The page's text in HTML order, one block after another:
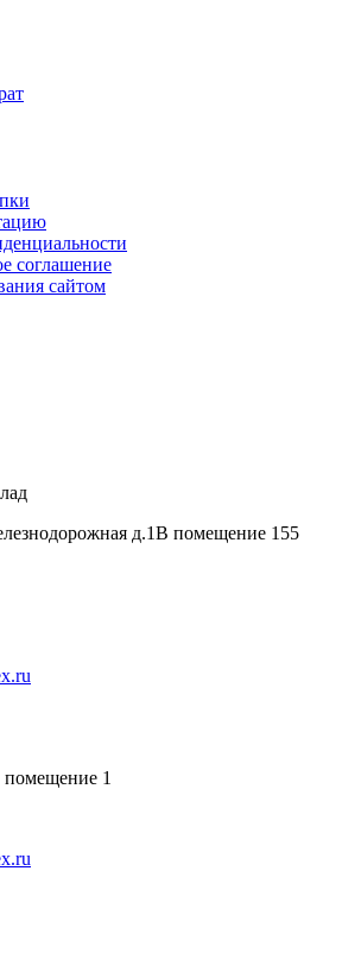
соглашение
сайтом
д.1В помещение 155
помещение 1